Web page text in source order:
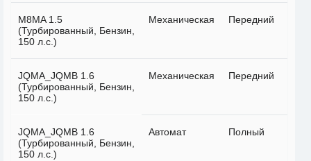
M8MA 1.5
(Турбированный, Бензин,
150 л.с.)
Механическая Передний
JQMA_JQMB 1.6
(Турбированный, Бензин,
150 л.с.)
Механическая Передний
JQMA_JQMB 1.6
(Турбированный, Бензин,
150 л.с.)
Автомат Полный